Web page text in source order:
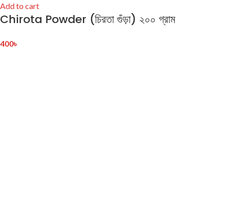
Add to cart
Chirota Powder (চিরতা গুঁড়া) ২০০ গ্রাম
400৳